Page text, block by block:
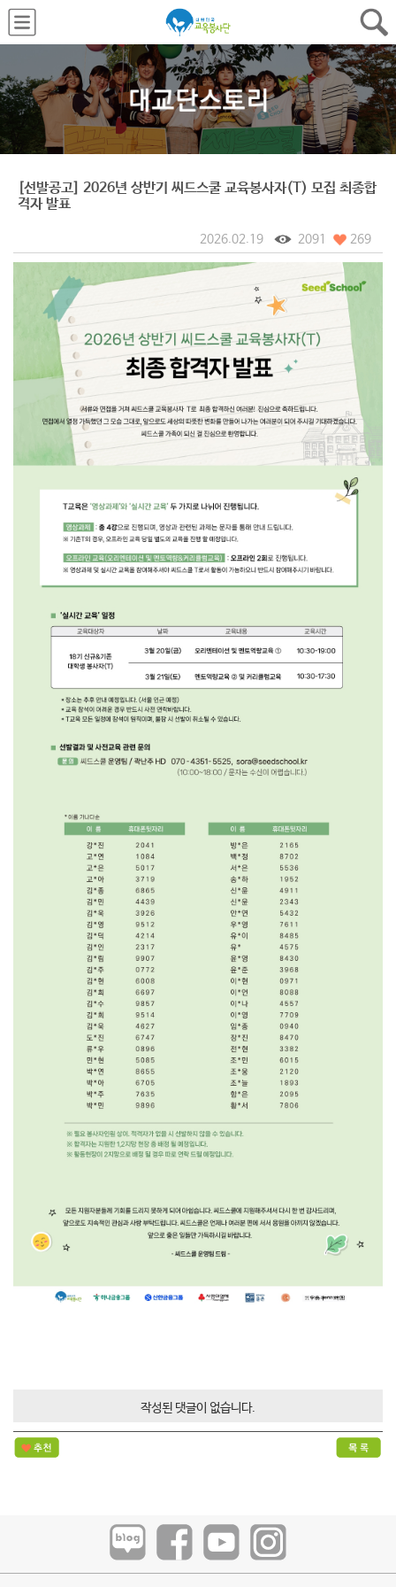
[선발공고] 2026년 상반기 씨드스쿨 교육봉사자(T) 모집 최종합
격자 발표
2026.02.19 2091 269
작성된 댓글이 없습니다.